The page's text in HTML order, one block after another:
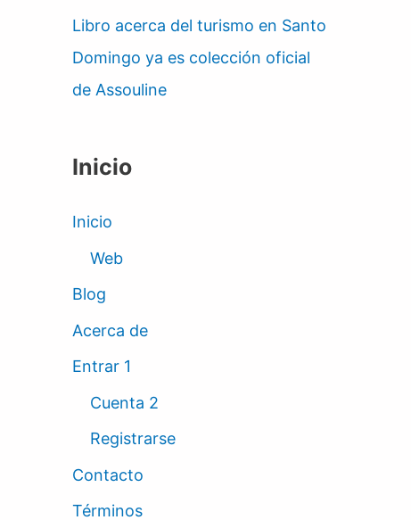
Libro acerca del turismo en Santo
Domingo ya es colección oficial
de Assouline
Inicio
Inicio
Web
Blog
Acerca de
Entrar 1
Cuenta 2
Registrarse
Contacto
Términos